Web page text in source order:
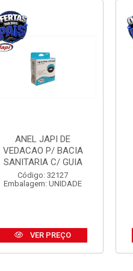
ANEL JAPI DE
VEDACAO P/ BACIA
SANITARIA C/ GUIA
Código: 32127
Embalagem: UNIDADE
VER PREÇO